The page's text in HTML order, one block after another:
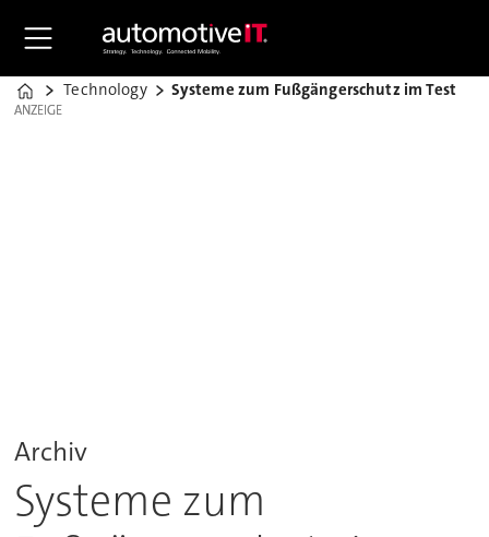
Home
Technology Systeme zum Fußgängerschutz im Test
ANZEIGE
ANZEIGE
Archiv
Systeme zum